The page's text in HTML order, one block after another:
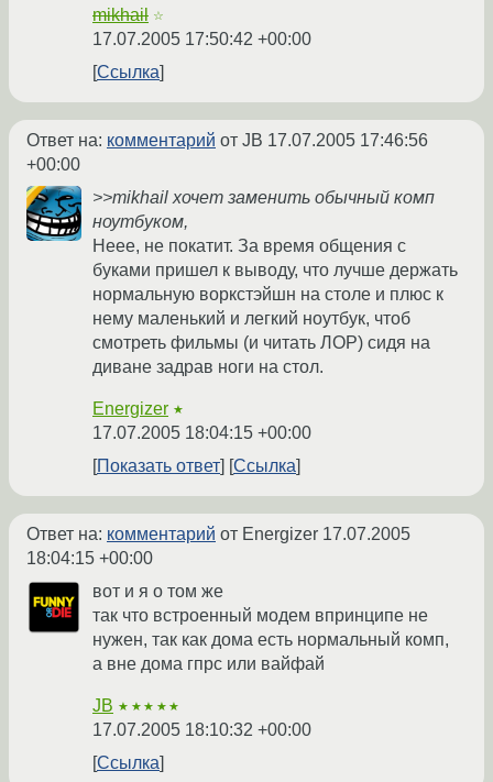
mikhail ☆
17.07.2005 17:50:42 +00:00
Ссылка
Ответ на: комментарий от JB 17.07.2005 17:46:56
+00:00
>>mikhail хочет заменить обычный комп
ноутбуком,
Неее, не покатит. За время общения с
буками пришел к выводу, что лучше держать
нормальную воркстэйшн на столе и плюс к
нему маленький и легкий ноутбук, чтоб
смотреть фильмы (и читать ЛОР) сидя на
диване задрав ноги на стол.
Energizer ★
17.07.2005 18:04:15 +00:00
Показать ответ
Ссылка
Ответ на: комментарий от Energizer 17.07.2005
18:04:15 +00:00
вот и я о том же
так что встроенный модем впринципе не
нужен, так как дома есть нормальный комп,
а вне дома гпрс или вайфай
JB ★★★★★
17.07.2005 18:10:32 +00:00
Ссылка